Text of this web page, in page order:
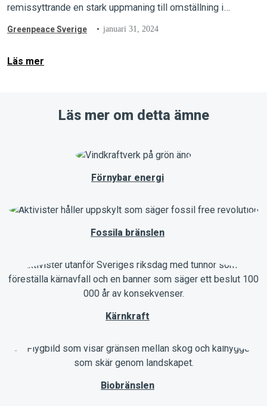
remissyttrande en stark uppmaning till omställning i
miljöutmaningar vi står inför.
Greenpeace Sverige januari 31, 2024
Läs mer
Läs mer om detta ämne
Förnybar energi
Fossila bränslen
Kärnkraft
Biobränslen